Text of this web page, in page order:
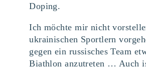
Doping.
Ich möchte mir nicht
ukrainischen Sportlern
gegen ein russisches Team
Biathlon anzutreten … Auch